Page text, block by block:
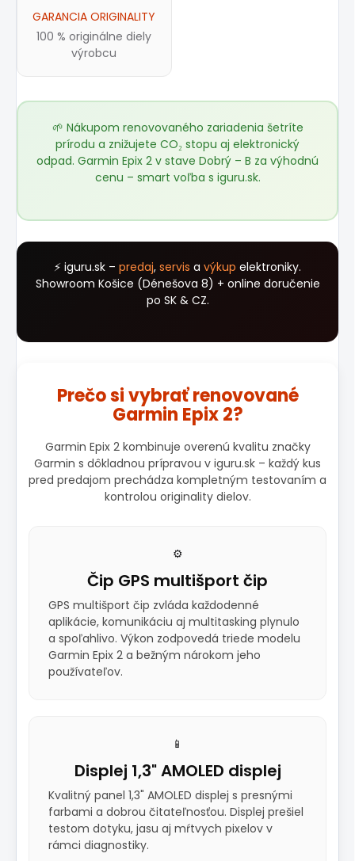
GARANCIA ORIGINALITY
100 % originálne diely
výrobcu
🌱 Nákupom renovovaného zariadenia šetríte
prírodu a znižujete CO₂ stopu aj elektronický
odpad. Garmin Epix 2 v stave Dobrý – B za výhodnú
cenu – smart voľba s iguru.sk.
⚡ iguru.sk – predaj, servis a výkup elektroniky.
Showroom Košice (Dénešova 8) + online doručenie
po SK & CZ.
Prečo si vybrať renovované
Garmin Epix 2?
Garmin Epix 2 kombinuje overenú kvalitu značky
Garmin s dôkladnou prípravou v iguru.sk – každý kus
pred predajom prechádza kompletným testovaním a
kontrolou originality dielov.
⚙️
Čip GPS multišport čip
GPS multišport čip zvláda každodenné
aplikácie, komunikáciu aj multitasking plynulo
a spoľahlivo. Výkon zodpovedá triede modelu
Garmin Epix 2 a bežným nárokom jeho
používateľov.
📱
Displej 1,3" AMOLED displej
Kvalitný panel 1,3" AMOLED displej s presnými
farbami a dobrou čitateľnosťou. Displej prešiel
testom dotyku, jasu aj mŕtvych pixelov v
rámci diagnostiky.